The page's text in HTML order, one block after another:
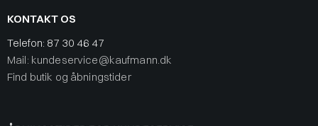
KONTAKT OS
Telefon: 87 30 46 47
Mail: kundeservice@kaufmann.dk
Find butik og åbningstider